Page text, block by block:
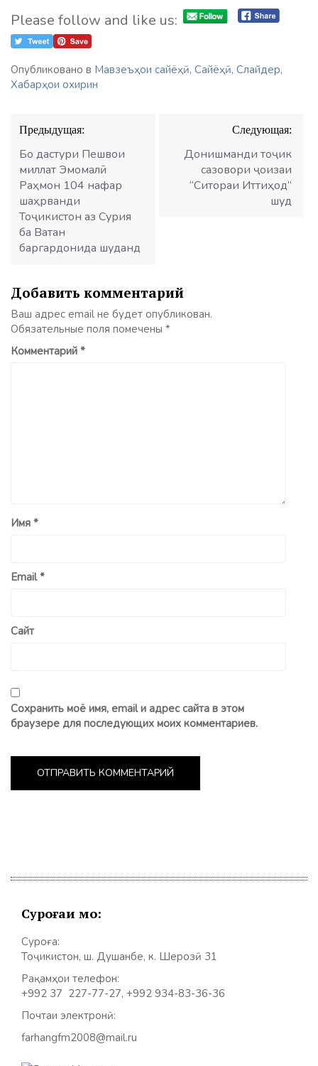
Please follow and like us:
Опубликовано в Мавзеъҳои сайёҳӣ, Сайёҳӣ, Слайдер,
Хабарҳои охирин
Навигация
по
записям
Предыдущая:
Бо дастури Пешвои
миллат Эмомалӣ
Раҳмон 104 нафар
шаҳрванди
Тоҷикистон аз Сурия
ба Ватан
баргардонида шуданд
Следующая:
Донишманди тоҷик
сазовори ҷоизаи
“Ситораи Иттиҳод”
шуд
Добавить комментарий
Ваш адрес email не будет опубликован.
Обязательные поля помечены *
Комментарий *
Имя *
Email*
Сайт
Сохранить моё имя, email и адрес сайта в этом
браузере для последующих моих комментариев.
Суроғаи мо:
Суроға:
Тоҷикистон, ш. Душанбе, к. Шерозӣ 31
Рақамҳои телефон:
+992 37 227-77-27, +992 934-83-36-36
Почтаи электронӣ:
farhangfm2008@mail.ru